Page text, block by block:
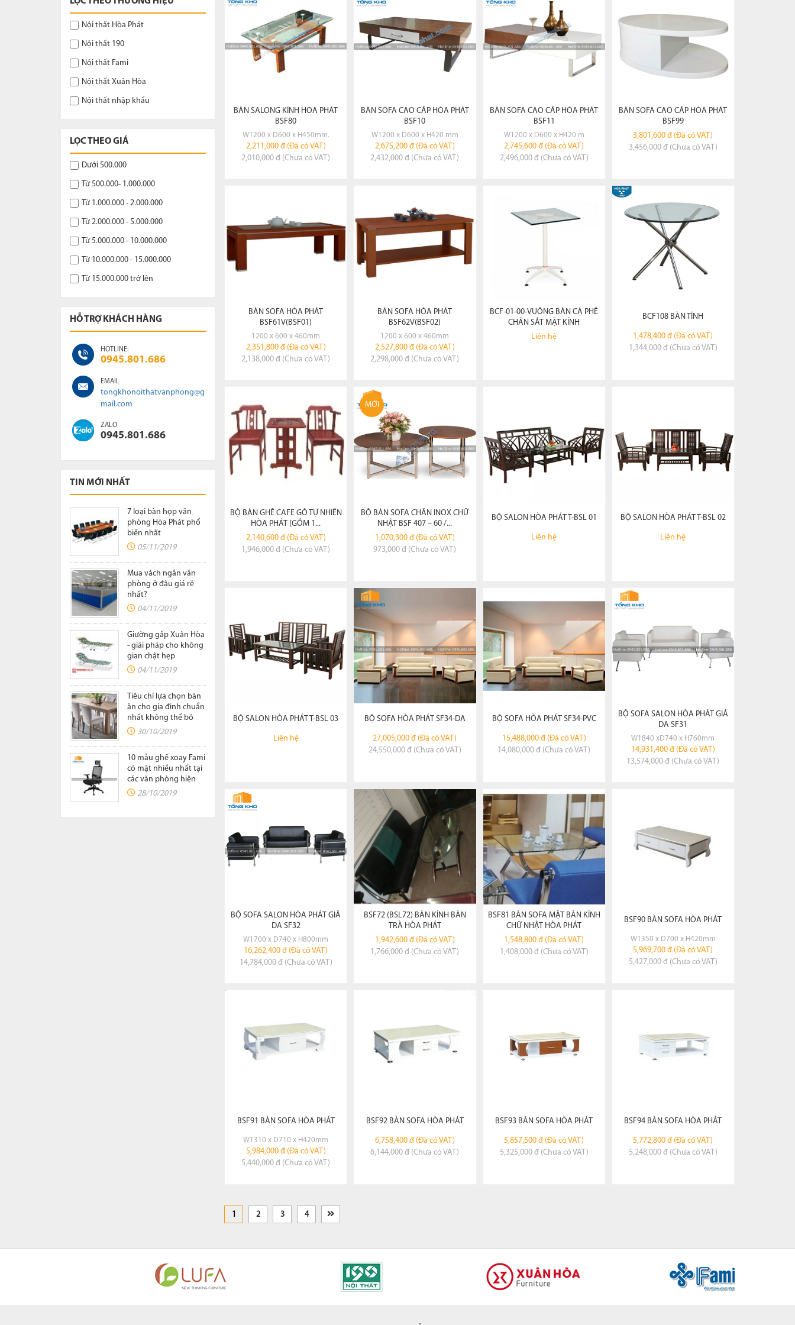
BÀN SALONG KÍNH HÒA PHÁT
BSF80
W1200 x D600 x H450mm.
2,211,000 đ (Đã có VAT)
2,010,000 đ (Chưa có VAT)
ĐẶT HÀNG
BÀN SOFA CAO CẤP HÒA PHÁT
BSF10
W1200 x D600 x H420 mm
2,675,200 đ (Đã có VAT)
2,432,000 đ (Chưa có VAT)
ĐẶT HÀNG
BÀN SOFA CAO CẤP HÒA PHÁT
BSF11
W1200 x D600 x H420 m
2,745,600 đ (Đã có VAT)
2,496,000 đ (Chưa có VAT)
ĐẶT HÀNG
BÀN SOFA CAO CẤP HÒA PHÁT
BSF99
3,801,600 đ (Đã có VAT)
3,456,000 đ (Chưa có VAT)
ĐẶT HÀNG
BÀN SOFA HÒA PHÁT
BSF61V(BSF01)
1200 x 600 x 460mm
2,351,800 đ (Đã có VAT)
2,138,000 đ (Chưa có VAT)
ĐẶT HÀNG
BÀN SOFA HÒA PHÁT
BSF62V(BSF02)
1200 x 600 x 460mm
2,527,800 đ (Đã có VAT)
2,298,000 đ (Chưa có VAT)
ĐẶT HÀNG
BCF-01-00-VUÔNG BÀN CÀ PHÊ
CHÂN SẮT MẶT KÍNH
Liên hệ
ĐẶT HÀNG
BCF108 BÀN TĨNH
1,478,400 đ (Đã có VAT)
1,344,000 đ (Chưa có VAT)
ĐẶT HÀNG
BỘ BÀN GHẾ CAFE GỖ TỰ NHIÊN
HÒA PHÁT (GỒM 1...
2,140,600 đ (Đã có VAT)
1,946,000 đ (Chưa có VAT)
ĐẶT HÀNG
MỚI
BỘ BÀN SOFA CHÂN INOX CHỮ
NHẬT BSF 407 – 60 /...
1,070,300 đ (Đã có VAT)
973,000 đ (Chưa có VAT)
ĐẶT HÀNG
BỘ SALON HÒA PHÁT T-BSL 01
Liên hệ
BỘ SALON HÒA PHÁT T-BSL 02
Liên hệ
BỘ SALON HÒA PHÁT T-BSL 03
Liên hệ
BỘ SOFA HÒA PHÁT SF34-DA
27,005,000 đ (Đã có VAT)
24,550,000 đ (Chưa có VAT)
BỘ SOFA HÒA PHÁT SF34-PVC
15,488,000 đ (Đã có VAT)
14,080,000 đ (Chưa có VAT)
BỘ SOFA SALON HÒA PHÁT GIẢ
DA SF31
W1840 xD740 x H760mm
14,931,400 đ (Đã có VAT)
13,574,000 đ (Chưa có VAT)
BỘ SOFA SALON HÒA PHÁT GIẢ
DA SF32
W1700 x D740 x H800mm
16,262,400 đ (Đã có VAT)
14,784,000 đ (Chưa có VAT)
BSF72 (BSL72) BÀN KÍNH BÀN
TRÀ HÒA PHÁT
1,942,600 đ (Đã có VAT)
1,766,000 đ (Chưa có VAT)
XEM CHI TIẾT
ĐẶT HÀNG
BSF81 BÀN SOFA MẶT BÀN KÍNH
CHỮ NHẬT HÒA PHÁT
1,548,800 đ (Đã có VAT)
1,408,000 đ (Chưa có VAT)
BSF90 BÀN SOFA HÒA PHÁT
W1350 x D700 x H420mm
5,969,700 đ (Đã có VAT)
5,427,000 đ (Chưa có VAT)
BSF91 BÀN SOFA HÒA PHÁT
W1310 x D710 x H420mm
5,984,000 đ (Đã có VAT)
5,440,000 đ (Chưa có VAT)
ĐẶT HÀNG
BSF92 BÀN SOFA HÒA PHÁT
6,758,400 đ (Đã có VAT)
6,144,000 đ (Chưa có VAT)
BSF93 BÀN SOFA HÒA PHÁT
5,857,500 đ (Đã có VAT)
5,325,000 đ (Chưa có VAT)
BSF94 BÀN SOFA HÒA PHÁT
5,772,800 đ (Đã có VAT)
5,248,000 đ (Chưa có VAT)
1 2 3 4
Nội thất Hòa Phát
Nội thất 190
Nội thất Fami
Nội thất Xuân Hòa
Nội thất nhập khẩu
LỌC THEO GIÁ
Dưới 500.000
Từ 500.000- 1.000.000
Từ 1.000.000 - 2.000.000
Từ 2.000.000 - 5.000.000
Từ 5.000.000 - 10.000.000
Từ 10.000.000 - 15.000.000
Từ 15.000.000 trở lên
HỖ TRỢ KHÁCH HÀNG
HOTLINE:
0945.801.686
EMAIL
tongkhonoithatvanphong@g
mail.com
ZALO
0945.801.686
TIN MỚI NHẤT
7 loại bàn họp văn
phòng Hòa Phát phổ
biến nhất
05/11/2019
Mua vách ngăn văn
phòng ở đâu giá rẻ
nhất?
04/11/2019
Giường gấp Xuân Hòa
- giải pháp cho không
gian chật hẹp
04/11/2019
Tiêu chí lựa chọn bàn
ăn cho gia đình chuẩn
nhất không thể bỏ
qua30/10/2019
10 mẫu ghế xoay Fami
có mặt nhiều nhất tại
các văn phòng hiện
nay28/10/2019